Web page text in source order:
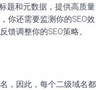
题和元数据，提供高质量
你还需要监测你的SEO效
馈调整你的SEO策略。
，因此，每个二级域名都